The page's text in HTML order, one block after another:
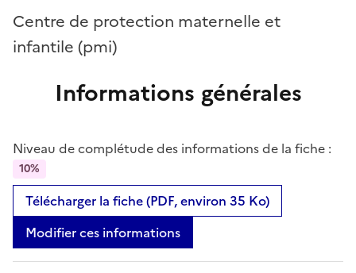
Centre de protection maternelle et
infantile (pmi)
Informations générales
Niveau de complétude des informations de la fiche :
10%
Télécharger la fiche (PDF, environ 35 Ko)
Modifier ces informations